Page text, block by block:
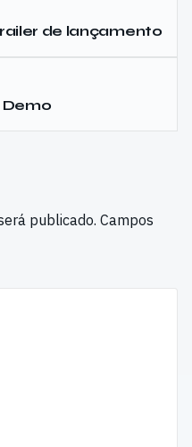
de lançamento
Demo
publicado. Campos